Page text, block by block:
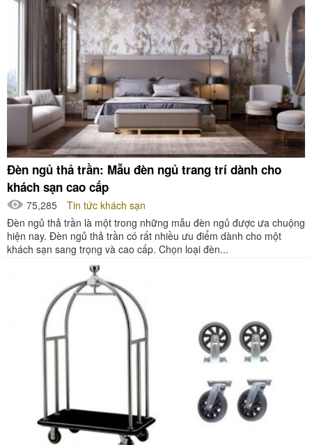
Đèn ngủ thả trần: Mẫu đèn ngủ trang trí dành cho
khách sạn cao cấp
75,285
Tin tức khách sạn
Đèn ngủ thả trần là một trong những mẫu đèn ngủ được ưa chuộng
hiện nay. Đèn ngủ thả trần có rất nhiều ưu điểm dành cho một
khách sạn sang trọng và cao cấp. Chọn loại đèn...